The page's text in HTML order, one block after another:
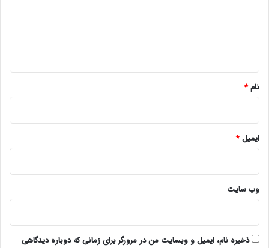
نام*
ایمیل*
وب‌ سایت
ذخیره نام، ایمیل و وبسایت من در مرورگر برای زمانی که دوباره دیدگاهی